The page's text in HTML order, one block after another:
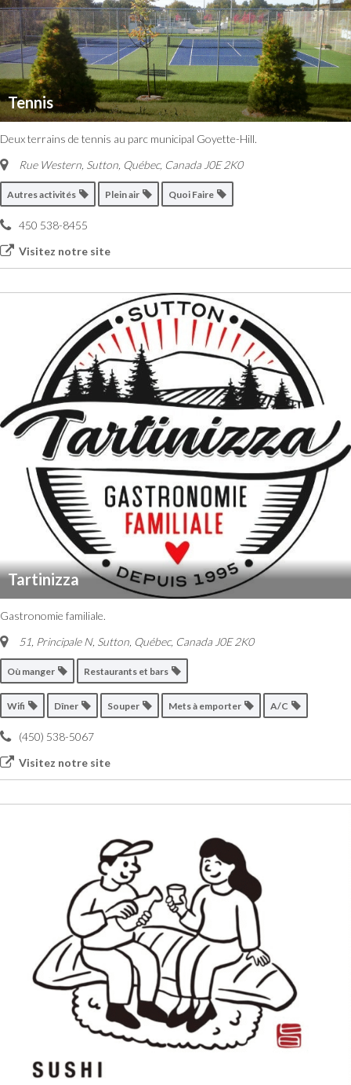
Tennis
Deux terrains de tennis au parc municipal Goyette-Hill.
Rue Western, Sutton Québec, Canada J0E 2K0
Autres activités Plein air Quoi Faire
450 538-8455
Visitez notre site
Tartinizza
Gastronomie familiale.
51, Principale N, Sutton Québec, Canada J0E 2K0
Où manger Restaurants et bars
Wifi Dîner Souper Mets à emporter A/C
(450) 538-5067
Visitez notre site